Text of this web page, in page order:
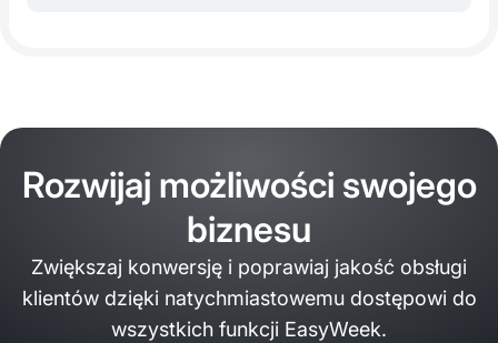
Rozwijaj możliwości swojego
biznesu
Zwiększaj konwersję i poprawiaj jakość obsługi
klientów dzięki natychmiastowemu dostępowi do
wszystkich funkcji EasyWeek.